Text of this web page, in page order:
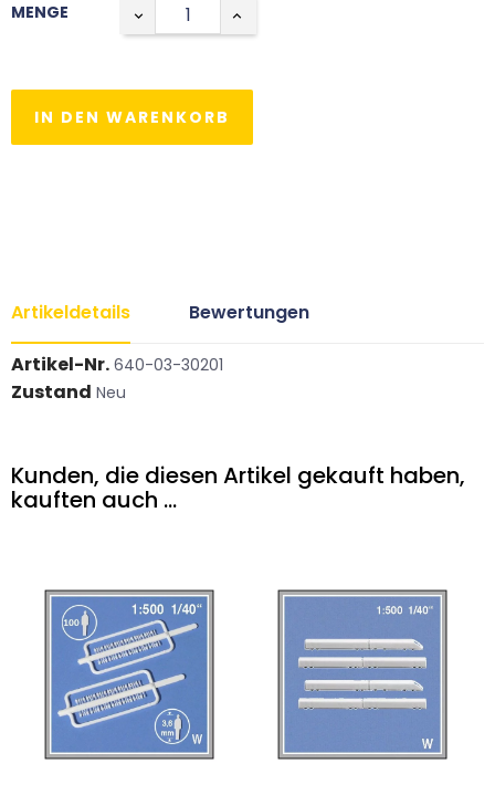
MENGE
IN DEN WARENKORB
Artikeldetails Bewertungen
Artikel-Nr. 640-03-30201
Zustand Neu
Kunden, die diesen Artikel gekauft haben,
kauften auch ...